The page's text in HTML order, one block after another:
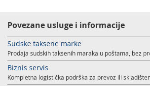
Pravilno adresovanje
Poštanski adresni kod (PAK)
Spisak zabranjenih artikala za uvoz
Punomoćje za uručenje poštanskih
Sudske taksene marke
Povezane usluge i informacije
Sudske taksene marke
Prodaja sudskih taksenih maraka u poštama, bez
Biznis servis
Kompletna logistička podrška za prevoz ili